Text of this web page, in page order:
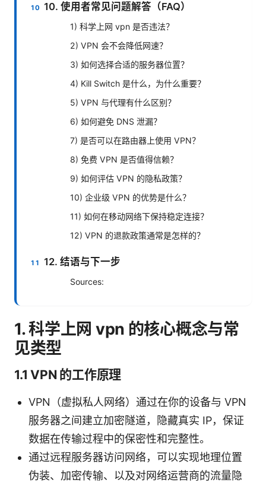
10. 使用者常见问题解答（FAQ）
1) 科学上网 vpn 是否违法？
2) VPN 会不会降低网速？
3) 如何选择合适的服务器位置？
4) Kill Switch 是什么，为什么重要？
5) VPN 与代理有什么区别？
6) 如何避免 DNS 泄漏？
7) 是否可以在路由器上使用 VPN？
8) 免费 VPN 是否值得信赖？
9) 如何评估 VPN 的隐私政策？
10) 企业级 VPN 的优势是什么？
11) 如何在移动网络下保持稳定连接？
12) VPN 的退款政策通常是怎样的？
12. 结语与下一步
Sources:
1. 科学上网 vpn 的核心概念与常
见类型
1.1 VPN 的工作原理
VPN（虚拟私人网络）通过在你的设备与 VPN
服务器之间建立加密隧道，隐藏真实 IP，保证
数据在传输过程中的保密性和完整性。
通过远程服务器访问网络，可以实现地理位置
伪装、加密传输、以及对网络运营商的流量隐